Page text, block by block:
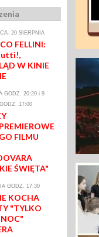
20 SIERPNIA
FELLINI:
W KINIE
GODZ. 20:20 i 9
17:00
FILMU
ŚWIĘTA"
GODZ. 17:30
KOCHA
"TYLKO